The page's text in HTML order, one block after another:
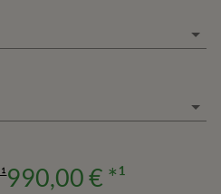
990,00 € *¹